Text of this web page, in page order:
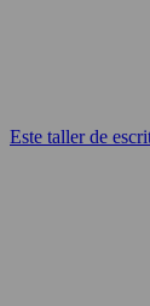
Este taller de